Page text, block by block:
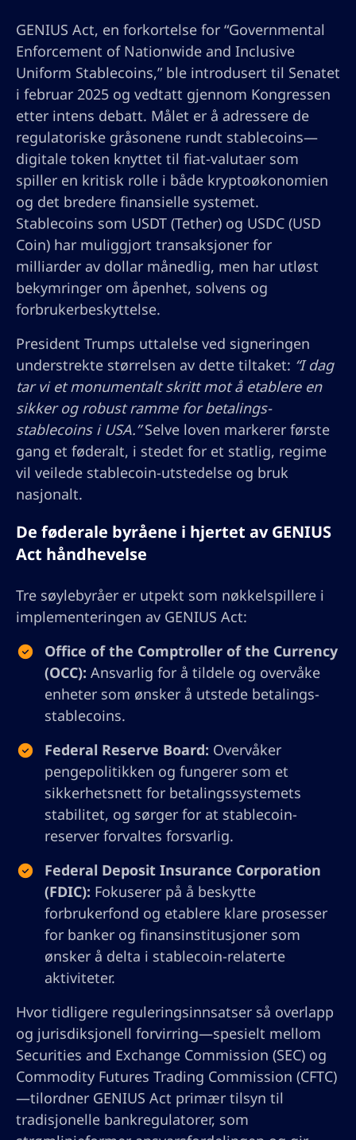
GENIUS Act, en forkortelse for “Governmental
Enforcement of Nationwide and Inclusive
Uniform Stablecoins,” ble introdusert til Senatet
i februar 2025 og vedtatt gjennom Kongressen
etter intens debatt. Målet er å adressere de
regulatoriske gråsonene rundt stablecoins—
digitale token knyttet til fiat-valutaer som
spiller en kritisk rolle i både kryptoøkonomien
og det bredere finansielle systemet.
Stablecoins som USDT (Tether) og USDC (USD
Coin) har muliggjort transaksjoner for
milliarder av dollar månedlig, men har utløst
bekymringer om åpenhet, solvens og
forbrukerbeskyttelse.
President Trumps uttalelse ved signeringen
understrekte størrelsen av dette tiltaket: “I dag
tar vi et monumentalt skritt mot å etablere en
sikker og robust ramme for betalings-
stablecoins i USA.”Selve loven markerer første
gang et føderalt, i stedet for et statlig, regime
vil veilede stablecoin-utstedelse og bruk
nasjonalt.
De føderale byråene i hjertet av GENIUS
Act håndhevelse
Tre søylebyråer er utpekt som nøkkelspillere i
implementeringen av GENIUS Act:
Office of the Comptroller of the Currency
(OCC): Ansvarlig for å tildele og overvåke
enheter som ønsker å utstede betalings-
stablecoins.
Federal Reserve Board: Overvåker
pengepolitikken og fungerer som et
sikkerhetsnett for betalingssystemets
stabilitet, og sørger for at stablecoin-
reserver forvaltes forsvarlig.
Federal Deposit Insurance Corporation
(FDIC): Fokuserer på å beskytte
forbrukerfond og etablere klare prosesser
for banker og finansinstitusjoner som
ønsker å delta i stablecoin-relaterte
aktiviteter.
Hvor tidligere reguleringsinnsatser så overlapp
og jurisdiksjonell forvirring—spesielt mellom
Securities and Exchange Commission (SEC) og
Commodity Futures Trading Commission (CFTC)
—tilordner GENIUS Act primær tilsyn til
tradisjonelle bankregulatorer, som